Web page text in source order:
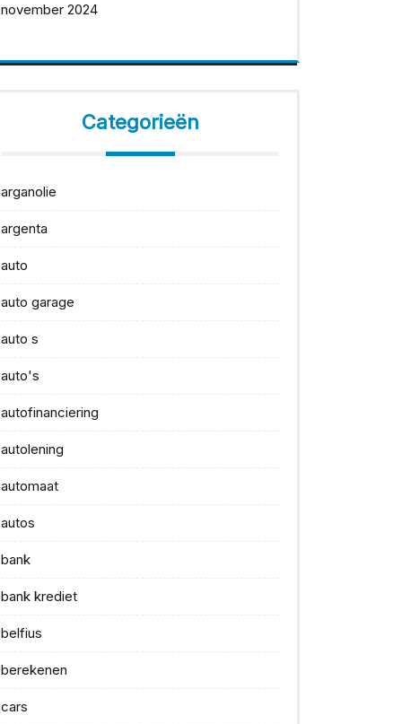
november 2024
Categorieën
arganolie
argenta
auto
auto garage
auto s
auto's
autofinanciering
autolening
automaat
autos
bank
bank krediet
belfius
berekenen
cars